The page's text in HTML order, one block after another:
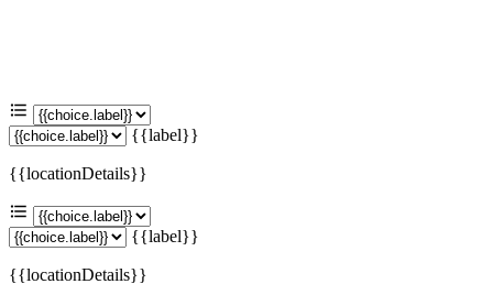
{{label}}
{{locationDetails}}
{{label}}
{{locationDetails}}